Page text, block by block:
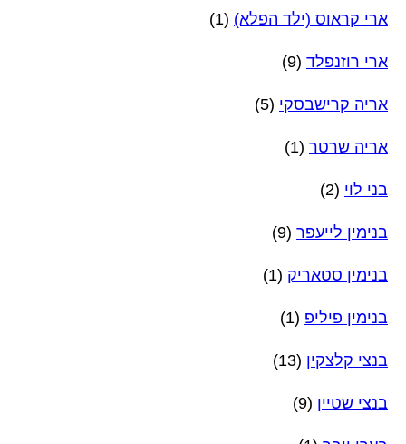
ארי קראוס (ילד הפלא) (1)
ארי רוזנפלד (9)
אריה קרישבסקי (5)
אריה שרטר (1)
בני לוי (2)
בנימין לייעפר (9)
בנימין סטאריק (1)
בנימין פיליפ (1)
בנצי קלצקין (13)
בנצי שטיין (9)